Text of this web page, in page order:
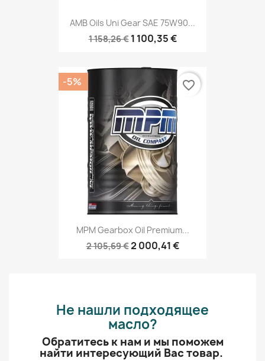
AMB Oils Uni Gear SAE 75W90...
1 158,26 € 1 100,35 €
MPM Gearbox Oil Premium...
2 105,69 €2 000,41 €
-5% favorite_border
Не нашли подходящее
масло?
Обратитесь к нам и мы поможем
найти интересующий Вас товар.